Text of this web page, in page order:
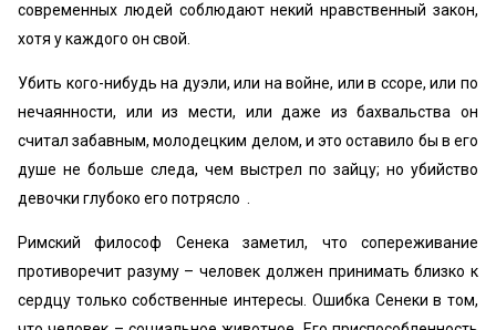
современных людей соблюдают некий нравственный закон,
хотя у каждого он свой.
Убить кого-нибудь на дуэли, или на войне, или в ссоре, или по
нечаянности, или из мести, или даже из бахвальства он
считал забавным, молодецким делом, и это оставило бы в его
душе не больше следа, чем выстрел по зайцу; но убийство
девочки глубоко его потрясло .
Римский философ Сенека заметил, что сопереживание
противоречит разуму – человек должен принимать близко к
сердцу только собственные интересы. Ошибка Сенеки в том,